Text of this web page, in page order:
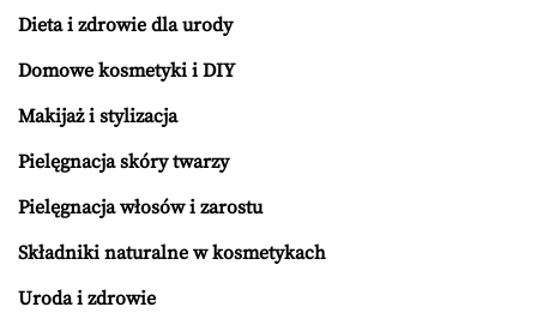
Dieta i zdrowie dla urody
Domowe kosmetyki i DIY
Makijaż i stylizacja
Pielęgnacja skóry twarzy
Pielęgnacja włosów i zarostu
Składniki naturalne w kosmetykach
Uroda i zdrowie